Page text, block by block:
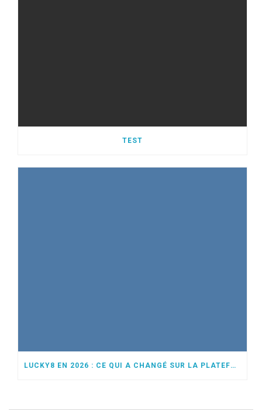
TEST
LUCKY8 EN 2026 : CE QUI A CHANGÉ SUR LA PLATEFORME CETTE ANNÉE